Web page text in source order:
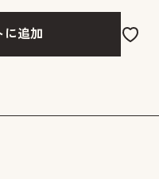
に追加